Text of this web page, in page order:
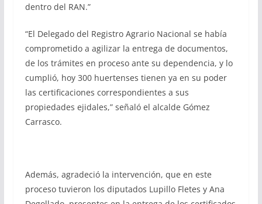
dentro del RAN.”
“El Delegado del Registro Agrario Nacional se había
comprometido a agilizar la entrega de documentos,
de los trámites en proceso ante su dependencia, y lo
cumplió, hoy 300 huertenses tienen ya en su poder
las certificaciones correspondientes a sus
propiedades ejidales,” señaló el alcalde Gómez
Carrasco.
Además, agradeció la intervención, que en este
proceso tuvieron los diputados Lupillo Fletes y Ana